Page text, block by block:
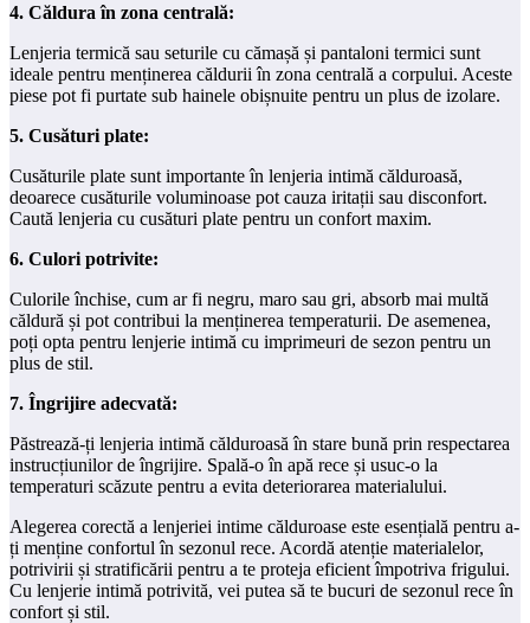
4. Căldura în zona centrală:
Lenjeria termică sau seturile cu cămașă și pantaloni termici sunt
ideale pentru menținerea căldurii în zona centrală a corpului. Aceste
piese pot fi purtate sub hainele obișnuite pentru un plus de izolare.
5. Cusături plate:
Cusăturile plate sunt importante în lenjeria intimă călduroasă,
deoarece cusăturile voluminoase pot cauza iritații sau disconfort.
Caută lenjeria cu cusături plate pentru un confort maxim.
6. Culori potrivite:
Culorile închise, cum ar fi negru, maro sau gri, absorb mai multă
căldură și pot contribui la menținerea temperaturii. De asemenea,
poți opta pentru lenjerie intimă cu imprimeuri de sezon pentru un
plus de stil.
7. Îngrijire adecvată:
Păstrează-ți lenjeria intimă călduroasă în stare bună prin respectarea
instrucțiunilor de îngrijire. Spală-o în apă rece și usuc-o la
temperaturi scăzute pentru a evita deteriorarea materialului.
Alegerea corectă a lenjeriei intime călduroase este esențială pentru a-
ți menține confortul în sezonul rece. Acordă atenție materialelor,
potrivirii și stratificării pentru a te proteja eficient împotriva frigului.
Cu lenjerie intimă potrivită, vei putea să te bucuri de sezonul rece în
confort și stil.